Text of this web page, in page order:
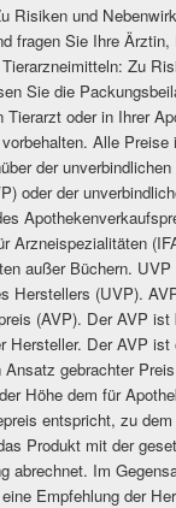
Risiken und
fragen Sie Ihre
Zu
Sie die
Tierarzt oder in Ihrer
Alle
der
oder der
Arzneispezialitäten
außer Büchern.
Herstellers (UVP).
(AVP). Der AVP ist
Hersteller. Der AVP ist
gebrachter
Höhe dem für
entspricht, zu
Produkt mit der
abrechnet. Im
Empfehlung der